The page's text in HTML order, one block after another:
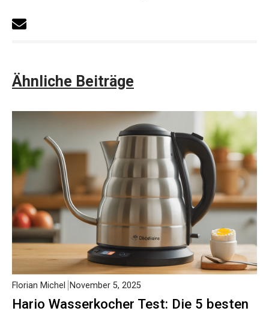
Ähnliche Beiträge
Hario Wasserkocher Test: Die 5 besten
Florian Michel November 5, 2025